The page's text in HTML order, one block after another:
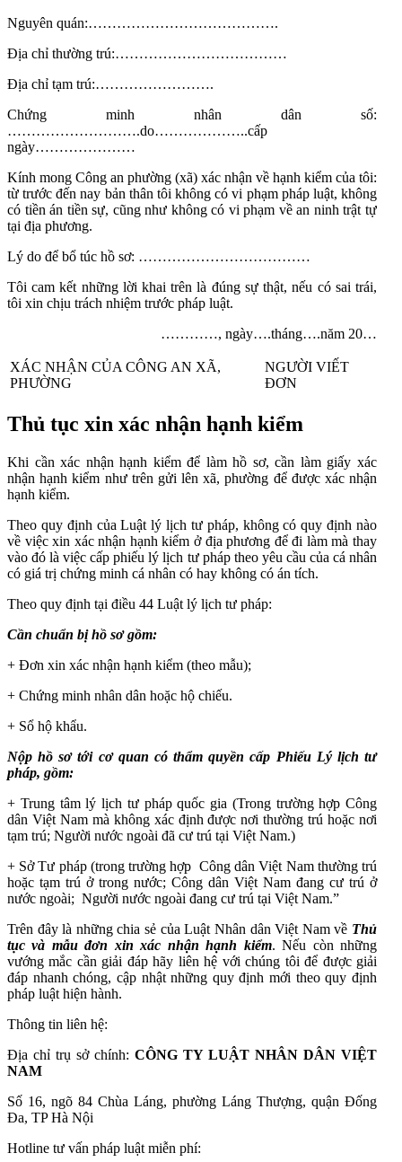
Nguyên quán:………………………………….
Địa chỉ thường trú:………………………………
Địa chỉ tạm trú:…………………….
Chứng minh nhân dân số:
……………………….do………………..cấp
ngày…………………
Kính mong Công an phường (xã) xác nhận về hạnh kiểm của tôi:
từ trước đến nay bản thân tôi không có vi phạm pháp luật, không
có tiền án tiền sự, cũng như không có vi phạm về an ninh trật tự
tại địa phương.
Lý do để bổ túc hồ sơ: ………………………………
Tôi cam kết những lời khai trên là đúng sự thật, nếu có sai trái,
tôi xin chịu trách nhiệm trước pháp luật.
…………, ngày….tháng….năm 20…
XÁC NHẬN CỦA CÔNG AN XÃ,
PHƯỜNG
NGƯỜI VIẾT
ĐƠN
Thủ tục xin xác nhận hạnh kiểm
Khi cần xác nhận hạnh kiểm để làm hồ sơ, cần làm giấy xác
nhận hạnh kiểm như trên gửi lên xã, phường để được xác nhận
hạnh kiểm.
Theo quy định của Luật lý lịch tư pháp, không có quy định nào
về việc xin xác nhận hạnh kiểm ở địa phương để đi làm mà thay
vào đó là việc cấp phiếu lý lịch tư pháp theo yêu cầu của cá nhân
có giá trị chứng minh cá nhân có hay không có án tích.
Theo quy định tại điều 44 Luật lý lịch tư pháp:
Cần chuẩn bị hồ sơ gồm:
+ Đơn xin xác nhận hạnh kiểm (theo mẫu);
+ Chứng minh nhân dân hoặc hộ chiếu.
+ Sổ hộ khẩu.
Nộp hồ sơ tới cơ quan có thẩm quyền cấp Phiếu Lý lịch tư
pháp, gồm:
+ Trung tâm lý lịch tư pháp quốc gia (Trong trường hợp Công
dân Việt Nam mà không xác định được nơi thường trú hoặc nơi
tạm trú; Người nước ngoài đã cư trú tại Việt Nam.)
+ Sở Tư pháp (trong trường hợp Công dân Việt Nam thường trú
hoặc tạm trú ở trong nước; Công dân Việt Nam đang cư trú ở
nước ngoài; Người nước ngoài đang cư trú tại Việt Nam.”
Trên đây là những chia sẻ của Luật Nhân dân Việt Nam về Thủ
tục và mẫu đơn xin xác nhận hạnh kiểm. Nếu còn những
vướng mắc cần giải đáp hãy liên hệ với chúng tôi để được giải
đáp nhanh chóng, cập nhật những quy định mới theo quy định
pháp luật hiện hành.
Thông tin liên hệ:
Địa chỉ trụ sở chính: CÔNG TY LUẬT NHÂN DÂN VIỆT
NAM
Số 16, ngõ 84 Chùa Láng, phường Láng Thượng, quận Đống
Đa, TP Hà Nội
Hotline tư vấn pháp luật miễn phí: